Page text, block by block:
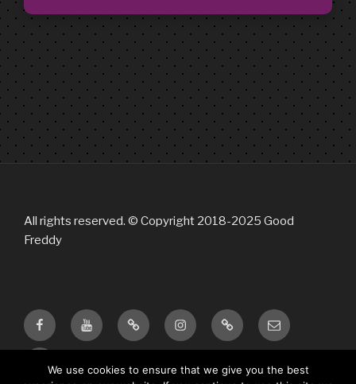
All rights reserved. © Copyright 2018-2025 Good
Freddy
FacebookYoutubeBandcampInstagramTik
Tok
Email
We use cookies to ensure that we give you the best